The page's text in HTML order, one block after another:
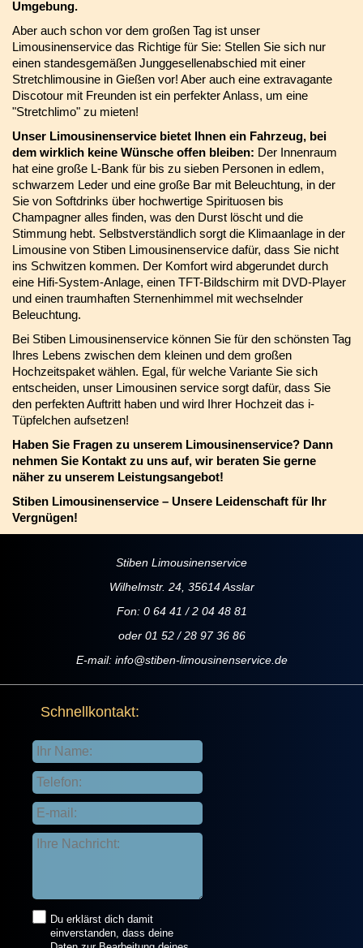
Umgebung.
Aber auch schon vor dem großen Tag ist unser
Limousinenservice das Richtige für Sie: Stellen Sie sich nur
einen standesgemäßen Junggesellenabschied mit einer
Stretchlimousine in Gießen vor! Aber auch eine extravagante
Discotour mit Freunden ist ein perfekter Anlass, um eine
"Stretchlimo" zu mieten!
Unser Limousinenservice bietet Ihnen ein Fahrzeug, bei
dem wirklich keine Wünsche offen bleiben: Der Innenraum
hat eine große L-Bank für bis zu sieben Personen in edlem,
schwarzem Leder und eine große Bar mit Beleuchtung, in der
Sie von Softdrinks über hochwertige Spirituosen bis
Champagner alles finden, was den Durst löscht und die
Stimmung hebt. Selbstverständlich sorgt die Klimaanlage in der
Limousine von Stiben Limousinenservice dafür, dass Sie nicht
ins Schwitzen kommen. Der Komfort wird abgerundet durch
eine Hifi-System-Anlage, einen TFT-Bildschirm mit DVD-Player
und einen traumhaften Sternenhimmel mit wechselnder
Beleuchtung.
Bei Stiben Limousinenservice können Sie für den schönsten Tag
Ihres Lebens zwischen dem kleinen und dem großen
Hochzeitspaket wählen. Egal, für welche Variante Sie sich
entscheiden, unser Limousinen service sorgt dafür, dass Sie
den perfekten Auftritt haben und wird Ihrer Hochzeit das i-
Tüpfelchen aufsetzen!
Haben Sie Fragen zu unserem Limousinenservice? Dann
nehmen Sie Kontakt zu uns auf, wir beraten Sie gerne
näher zu unserem Leistungsangebot!
Stiben Limousinenservice – Unsere Leidenschaft für Ihr
Vergnügen!
Stiben Limousinenservice
Wilhelmstr. 24, 35614 Asslar
Fon: 0 64 41 / 2 04 48 81
oder 01 52 / 28 97 36 86
E-mail: info@stiben-limousinenservice.de
Schnellkontakt:
Du erklärst dich damit
einverstanden, dass deine